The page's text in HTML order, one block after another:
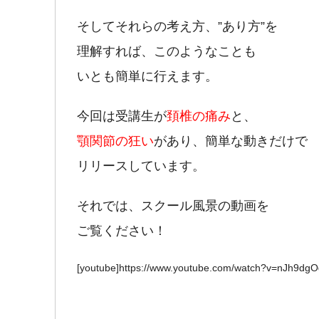
そしてそれらの考え方、”あり方”を
理解すれば、このようなことも
いとも簡単に行えます。
今回は受講生が頚椎の痛み と、
顎関節の狂いがあり、簡単な動きだけで
リリースしています。
それでは、スクール風景の動画を
ご覧ください！
[youtube]https://www.youtube.com/